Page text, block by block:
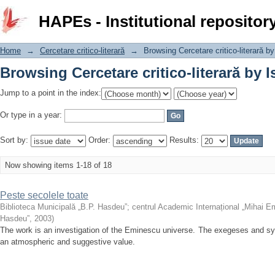
HAPEs - Institutional
Browsing Cercetare critico-literară by
Home → Cercetare critico-literară → Browsing Cercetare critico-literară
Browsing Cercetare critico-literară by
Jump to a point in the index:
Or type in a year:
Sort by: Order: Results:
Now showing items 1-18 of 18
Peste secolele toate
Biblioteca Municipală „B.P. Hasdeu”; centrul Academic Internațional „Mihai
Hasdeu”, 2003)
The work is an investigation of the Eminescu universe. The exegeses and
an atmospheric and suggestive value.